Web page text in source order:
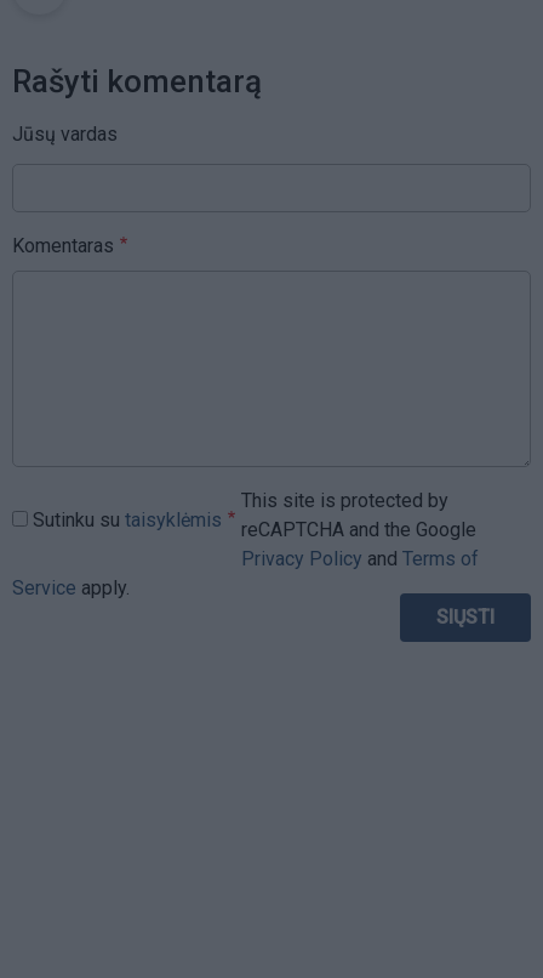
Rašyti komentarą
Jūsų vardas
Komentaras
Sutinku su taisyklėmis
This site is protected by
reCAPTCHA and the Google
Privacy Policy and Terms of
Service apply.